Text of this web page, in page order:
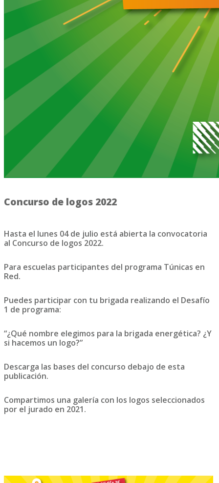
Concurso de logos 2022
Hasta el lunes 04 de julio está abierta la convocatoria
al Concurso de logos 2022.
Para escuelas participantes del programa Túnicas en
Red.
Puedes participar con tu brigada realizando el Desafío
1 de programa:
“¿Qué nombre elegimos para la brigada energética? ¿Y
si hacemos un logo?”
Descarga las bases del concurso debajo de esta
publicación.
Compartimos una galería con los logos seleccionados
por el jurado en 2021.